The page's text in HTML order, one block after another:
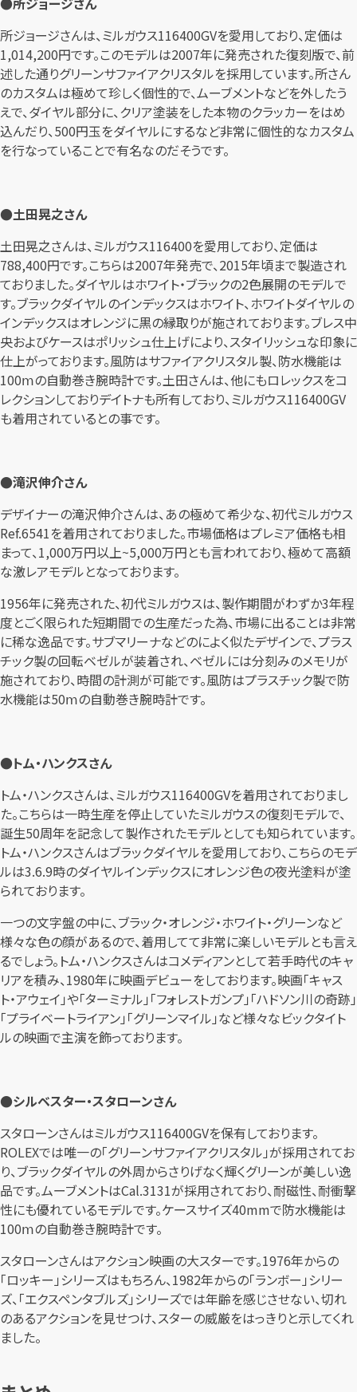
所ジョージさんは、ミルガウス116400GVを愛用しており、定価は
1,014,200円です。このモデルは2007年に発売された復刻版で、前
述した通りグリーンサファイアクリスタルを採用しています。所さん
のカスタムは極めて珍しく個性的で、ムーブメントなどを外したう
えで、ダイヤル部分に、クリア塗装をした本物のクラッカーをはめ
込んだり、500円玉をダイヤルにするなど非常に個性的なカスタム
を行なっていることで有名なのだそうです。
●土田晃之さん
土田晃之さんは、ミルガウス116400を愛用しており、定価は
788,400円です。こちらは2007年発売で、2015年頃まで製造され
ておりました。ダイヤルはホワイト・ブラックの2色展開のモデルで
す。ブラックダイヤルのインデックスはホワイト、ホワイトダイヤルの
インデックスはオレンジに黒の縁取りが施されております。ブレス中
央およびケースはポリッシュ仕上げにより、スタイリッシュな印象に
仕上がっております。風防はサファイアクリスタル製、防水機能は
100ⅿの自動巻き腕時計です。土田さんは、他にもロレックスをコ
レクションしておりデイトナも所有しており、ミルガウス116400GV
も着用されているとの事です。
●滝沢伸介さん
デザイナーの滝沢伸介さんは、あの極めて希少な、初代ミルガウス
Ref.6541を着用されておりました。市場価格はプレミア価格も相
まって、1,000万円以上~5,000万円とも言われており、極めて高額
な激レアモデルとなっております。
1956年に発売された、初代ミルガウスは、製作期間がわずか3年程
度とごく限られた短期間での生産だった為、市場に出ることは非常
に稀な逸品です。サブマリーナなどのによく似たデザインで、プラス
チック製の回転ベゼルが装着され、ベゼルには分刻みのメモリが
施されており、時間の計測が可能です。風防はプラスチック製で防
水機能は50ⅿの自動巻き腕時計です。
●トム・ハンクスさん
トム・ハンクスさんは、ミルガウス116400GVを着用されておりまし
た。こちらは一時生産を停止していたミルガウスの復刻モデルで、
誕生50周年を記念して製作されたモデルとしても知られています。
トム・ハンクスさんはブラックダイヤルを愛用しており、こちらのモデ
ルは3.6.9時のダイヤルインデックスにオレンジ色の夜光塗料が塗
られております。
一つの文字盤の中に、ブラック・オレンジ・ホワイト・グリーンなど
様々な色の顔があるので、着用してて非常に楽しいモデルとも言え
るでしょう。トム・ハンクスさんはコメディアンとして若手時代のキャ
リアを積み、1980年に映画デビューをしております。映画「キャス
ト・アウェイ」や「ターミナル」「フォレストガンプ」「ハドソン川の奇跡」
「プライベートライアン」「グリーンマイル」など様々なビックタイト
ルの映画で主演を飾っております。
●シルベスター・スタローンさん
スタローンさんはミルガウス116400GVを保有しております。
ROLEXでは唯一の「グリーンサファイアクリスタル」が採用されてお
り、ブラックダイヤルの外周からさりげなく輝くグリーンが美しい逸
品です。ムーブメントはCal.3131が採用されており、耐磁性、耐衝撃
性にも優れているモデルです。ケースサイズ40mmで防水機能は
100ⅿの自動巻き腕時計です。
スタローンさんはアクション映画の大スターです。1976年からの
「ロッキー」シリーズはもちろん、1982年からの「ランボー」シリー
ズ、「エクスペンタブルズ」シリーズでは年齢を感じさせない、切れ
のあるアクションを見せつけ、スターの威厳をはっきりと示してくれ
ました。